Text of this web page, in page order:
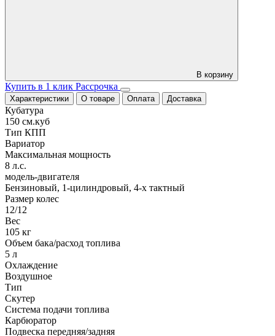
В корзину
Купить в 1 клик Рассрочка
Характеристики О товаре Оплата Доставка
Кубатура
150 см.куб
Тип КПП
Вариатор
Максимальная мощность
8 л.с.
модель-двигателя
Бензиновый, 1-цилиндровый, 4-х тактный
Размер колес
12/12
Вес
105 кг
Объем бака/расход топлива
5 л
Охлаждение
Воздушное
Тип
Скутер
Система подачи топлива
Карбюратор
Подвеска передняя/задняя